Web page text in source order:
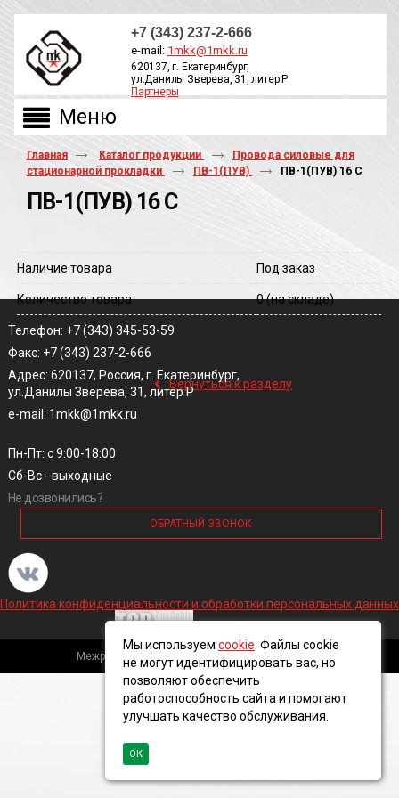
+7 (343) 237-2-666
e-mail: 1mkk@1mkk.ru
620137, г. Екатеринбург,
ул.Данилы Зверева, 31, литер Р
Партнеры
Главная Каталог продукции
Провода силовые для
стационарной прокладки
ПВ-1(ПУВ) ПВ-1(ПУВ) 16 С
ПВ-1(ПУВ) 16 С
Наличие товара Под заказ
Количество товара 0(на складе)
‹ Вернуться к разделу
Телефон: +7 (343) 345-53-59
Факс: +7 (343) 237-2-666
Адрес: 620137, Россия, г. Екатеринбург,
ул.Данилы Зверева, 31, литер Р
e-mail: 1mkk@1mkk.ru
Пн-Пт: с 9:00-18:00
Сб-Вс - выходные
Не дозвонились?
ОБРАТНЫЙ ЗВОНОК
Политика конфиденциальности и обработки персональных данных
Межрегиональная кабельная компания, 2016 ©
Мы используем cookie . Файлы cookie
не могут идентифицировать вас, но
позволяют обеспечить
работоспособность сайта и помогают
улучшать качество обслуживания.
ОК